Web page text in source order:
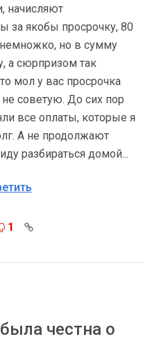
начисляют
за якобы просрочку, 80
немножко, но в сумму
а сюрпризом так
мол у вас просрочка
советую. До сих пор
все оплаты, которые я
А не продолжают
разбираться домой...
1
честна о